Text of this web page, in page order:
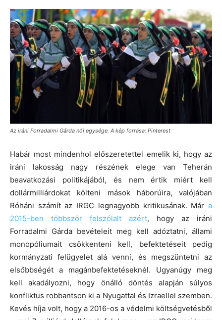
Az iráni Forradalmi Gárda női egysége. A kép forrása: Pinterest
Habár most mindenhol előszeretettel emelik ki, hogy az
iráni lakosság nagy részének elege van Teherán
beavatkozási politikájából, és nem értik miért kell
dollármilliárdokat költeni mások háborúira, valójában
Róháni számít az IRGC legnagyobb kritikusának. Már a
2015-ben többször felszólalt azért, hogy az iráni
Forradalmi Gárda bevételeit meg kell adóztatni, állami
monopóliumait csökkenteni kell, befektetéseit pedig
kormányzati felügyelet alá venni, és megszüntetni az
elsőbbségét a magánbefektetéseknél. Ugyanúgy meg
kell akadályozni, hogy önálló döntés alapján súlyos
konfliktus robbantson ki a Nyugattal és Izraellel szemben.
Kevés híja volt, hogy a 2016-os a védelmi költségvetésből